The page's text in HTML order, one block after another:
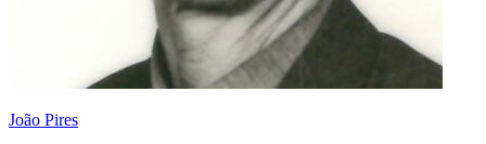
João Pires